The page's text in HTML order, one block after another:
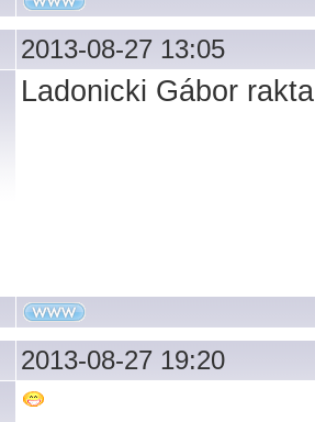
2013-08-27 13:05
Ladonicki Gábor
2013-08-27 19:20